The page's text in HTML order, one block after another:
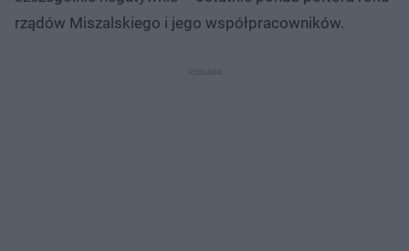
rządów Miszalskiego i jego współpracowników.